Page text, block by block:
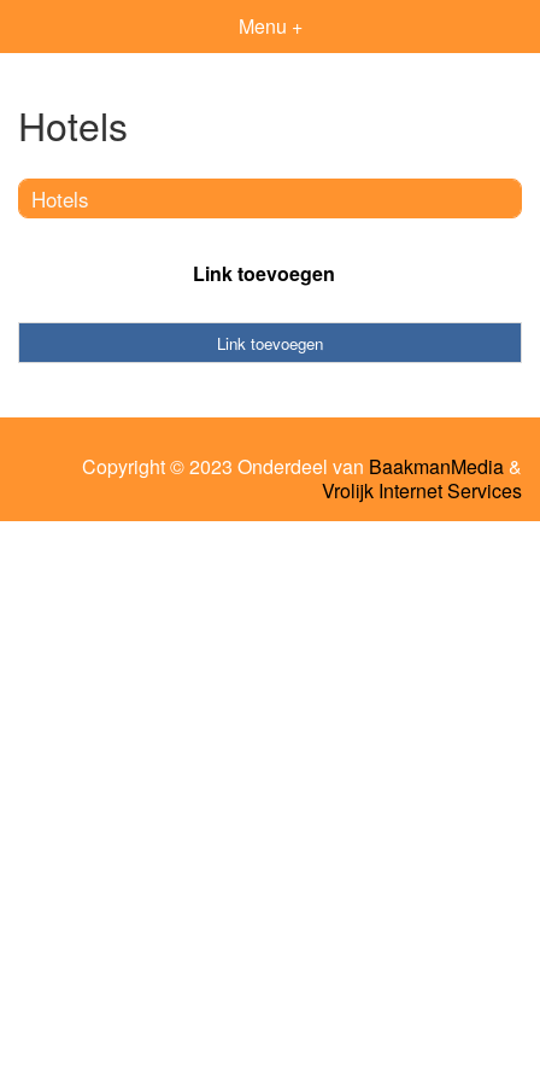
Menu +
Hotels
Hotels
Link toevoegen
Link toevoegen
Copyright © 2023 Onderdeel van BaakmanMedia&
Vrolijk Internet Services